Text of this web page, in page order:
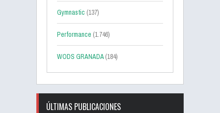
Gymnastic (137)
Performance (1.746)
WODS GRANADA(184)
ÚLTIMAS PUBLICACIONES